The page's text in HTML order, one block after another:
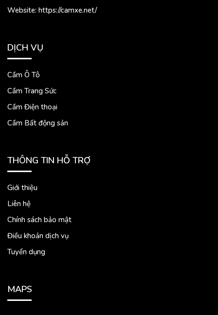
Website: https://camxe.net/
DỊCH VỤ
Cầm Ô Tô
Cầm Trang Sức
Cầm Điện thoại
Cầm Bất động sản
THÔNG TIN HỖ TRỢ
Giới thiệu
Liên hệ
Chính sách bảo mật
Điều khoản dịch vụ
Tuyển dụng
MAPS